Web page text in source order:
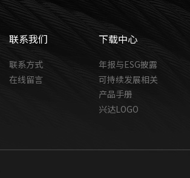
联系我们
联系方式
在线留言
下载中心
年报与ESG披露
可持续发展相关
产品手册
兴达LOGO